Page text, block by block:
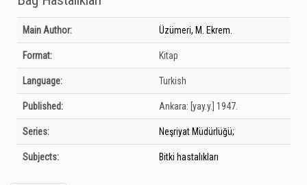
Bibliographic Details
Main Author: Üzümeri, M. Ekrem.
Format: Kitap
Language: Turkish
Published: Ankara: [yay.y.] 1947.
Series: Neşriyat Müdürlüğü;
Subjects: Bitki hastalıkları